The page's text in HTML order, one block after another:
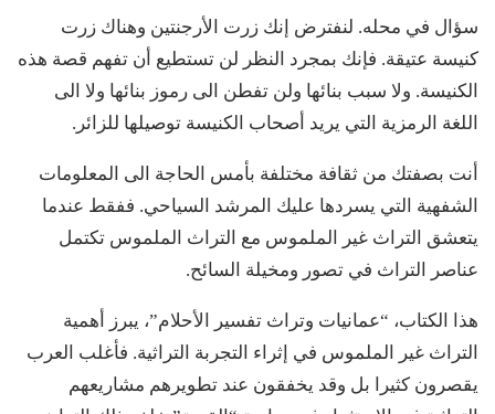
سؤال في محله. لنفترض إنك زرت الأرجنتين وهناك زرت
كنيسة عتيقة. فإنك بمجرد النظر لن تستطيع أن تفهم قصة هذه
الكنيسة. ولا سبب بنائها ولن تفطن الى رموز بنائها ولا الى
اللغة الرمزية التي يريد أصحاب الكنيسة توصيلها للزائر.
أنت بصفتك من ثقافة مختلفة بأمس الحاجة الى المعلومات
الشفهية التي يسردها عليك المرشد السياحي. ففقط عندما
يتعشق التراث غير الملموس مع التراث الملموس تكتمل
عناصر التراث في تصور ومخيلة السائح.
هذا الكتاب، “عمانيات وتراث تفسير الأحلام”، يبرز أهمية
التراث غير الملموس في إثراء التجربة التراثية. فأغلب العرب
يقصرون كثيرا بل وقد يخفقون عند تطويرهم مشاريعهم